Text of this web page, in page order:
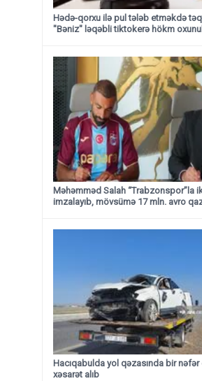
Hədə-qorxu ilə pul tələb etməkdə
"Bəniz" ləqəbli tiktokerə hökm
Məhəmməd Salah “Trabzonspor”la
imzalayıb, mövsümə 17 mln. avro
Hacıqabulda yol qəzasında bir
xəsarət alıb